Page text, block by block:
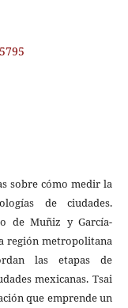
sobre cómo medir la
de ciudades.
de Muñiz y García-
región metropolitana
las etapas de
mexicanas. Tsai
que emprende un